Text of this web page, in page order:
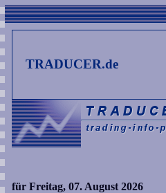
TRADUCER.de
für Freitag, 07. August 2026